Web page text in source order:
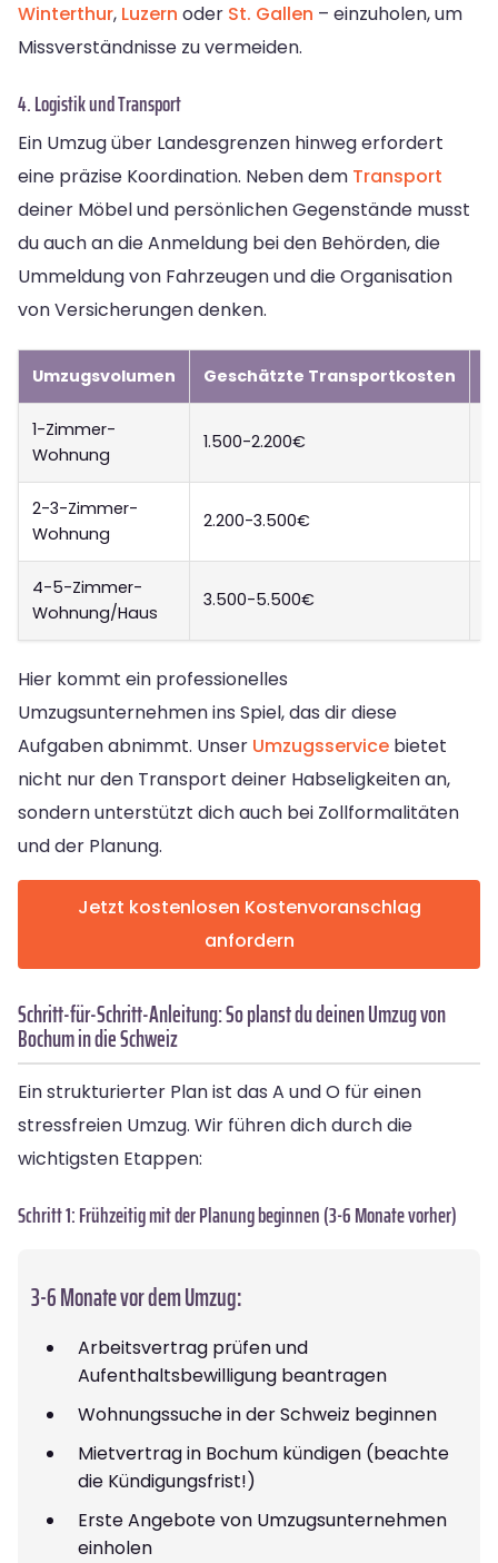
Winterthur, Luzern oder St. Gallen – einzuholen, um
Missverständnisse zu vermeiden.
4. Logistik und Transport
Ein Umzug über Landesgrenzen hinweg erfordert
eine präzise Koordination. Neben dem Transport
deiner Möbel und persönlichen Gegenstände musst
du auch an die Anmeldung bei den Behörden, die
Ummeldung von Fahrzeugen und die Organisation
von Versicherungen denken.
Umzugsvolumen Geschätzte Transportkosten
1-Zimmer-
Wohnung
1.500-2.200€
2-3-Zimmer-
Wohnung
2.200-3.500€
4-5-Zimmer-
Wohnung/Haus
3.500-5.500€
Hier kommt ein professionelles
Umzugsunternehmen ins Spiel, das dir diese
Aufgaben abnimmt. Unser Umzugsservice bietet
nicht nur den Transport deiner Habseligkeiten an,
sondern unterstützt dich auch bei Zollformalitäten
und der Planung.
Jetzt kostenlosen Kostenvoranschlag
anfordern
Schritt-für-Schritt-Anleitung: So planst du deinen Umzug von
Bochum in die Schweiz
Ein strukturierter Plan ist das A und O für einen
stressfreien Umzug. Wir führen dich durch die
wichtigsten Etappen:
Schritt 1: Frühzeitig mit der Planung beginnen (3-6 Monate vorher)
3-6 Monate vor dem Umzug:
Arbeitsvertrag prüfen und
Aufenthaltsbewilligung beantragen
Wohnungssuche in der Schweiz beginnen
Mietvertrag in Bochum kündigen (beachte
die Kündigungsfrist!)
Erste Angebote von Umzugsunternehmen
einholen